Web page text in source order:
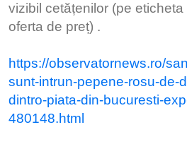
vizibil cetățenilor (pe
oferta de preț) .
https://observatornews.ro/
sunt-intrun-pepene-rosu-de-
dintro-piata-din-bucuresti-
480148.html